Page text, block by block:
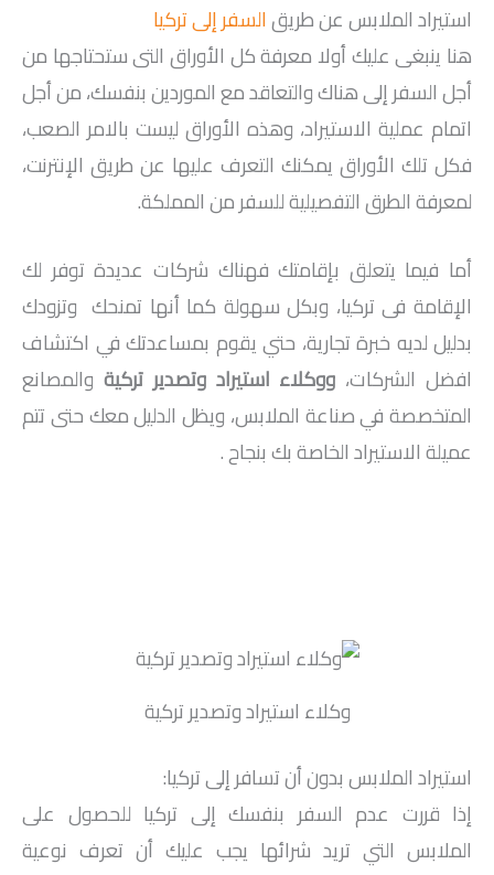
استيراد الملابس عن طريقالسفر إلى تركيا
هنا ينبغى عليك أولا معرفة كل الأوراق التى ستحتاجها من
أجل السفر إلى هناك والتعاقد مع الموردين بنفسك، من أجل
اتمام عملية الاستيراد، وهذه الأوراق ليست بالامر الصعب،
فكل تلك الأوراق يمكنك التعرف عليها عن طريق الإنترنت،
لمعرفة الطرق التفصيلية للسفر من المملكة.
أما فيما يتعلق بإقامتك فهناك شركات عديدة توفر لك
الإقامة فى تركيا، وبكل سهولة كما أنها تمنحك وتزودك
بدليل لديه خبرة تجارية، حتي يقوم بمساعدتك في اكتشاف
افضل الشركات، ووكلاء استيراد وتصدير تركية والمصانع
المتخصصة في صناعة الملابس، ويظل الدليل معك حتى تتم
عميلة الاستيراد الخاصة بك بنجاح .
وكلاء استيراد وتصدير تركية
استيراد الملابس بدون أن تسافر إلى تركيا:
إذا قررت عدم السفر بنفسك إلى تركيا للحصول على
الملابس التي تريد شرائها يجب عليك أن تعرف نوعية